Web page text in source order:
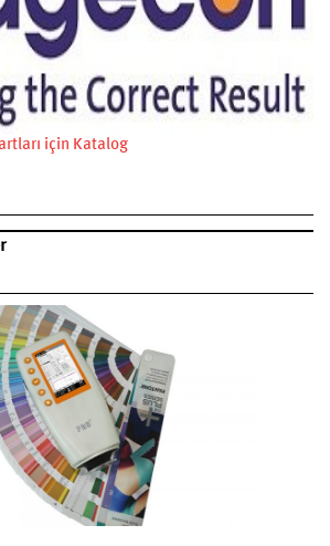
için Katalog